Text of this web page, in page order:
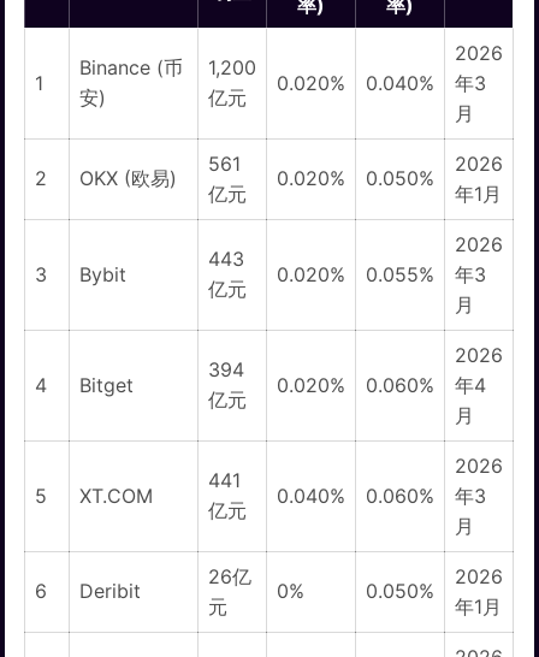
率) 率)
1
Binance (币
安)
1,200
亿元
0.020% 0.040%
2026
年3
月
2 OKX (欧易)
561
亿元
0.020% 0.050%
2026
年1月
3 Bybit
443
亿元
0.020% 0.055%
2026
年3
月
4 Bitget
394
亿元
0.020% 0.060%
2026
年4
月
5 XT.COM
441
亿元
0.040% 0.060%
2026
年3
月
6 Deribit
26亿
元
0% 0.050%
2026
年1月